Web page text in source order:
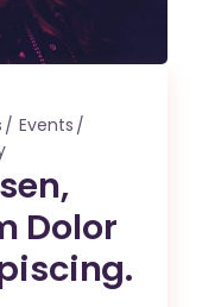
Events
Dolor